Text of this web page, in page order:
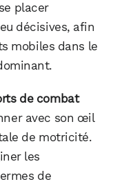
placer
décisives, afin
mobiles dans le
de combat
avec son œil
de motricité.
les
de